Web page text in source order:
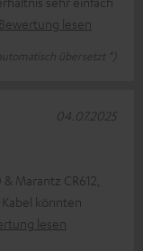
lesen
übersetzt *)
Marantz CR612,
könnten
lesen
04.07.2025